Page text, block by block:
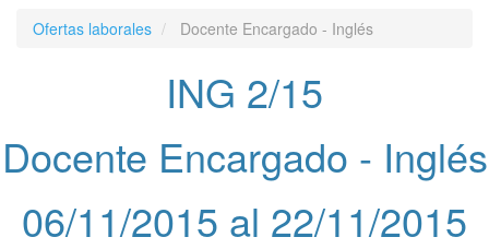
Ofertas laborales Docente Encargado - Inglés
ING 2/15
Docente Encargado - Inglés
06/11/2015 al 22/11/2015